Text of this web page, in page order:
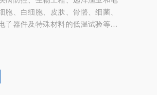
低温样本采样箱在使用...
、白细胞、皮肤、骨骼、细菌、
子器件及特殊材料的低温试验等。
警历史查询及导出功能数据。日
次温度数据，确保波动范...